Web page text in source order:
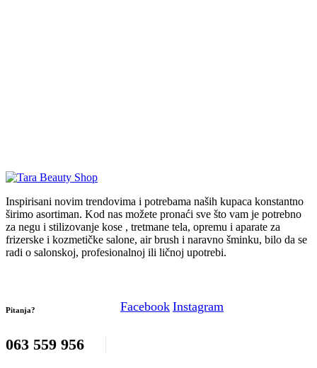
Inspirisani novim trendovima i potrebama naših kupaca konstantno
širimo asortiman. Kod nas možete pronaći sve što vam je potrebno
za negu i stilizovanje kose , tretmane tela, opremu i aparate za
frizerske i kozmetičke salone, air brush i naravno šminku, bilo da se
radi o salonskoj, profesionalnoj ili ličnoj upotrebi.
Pitanja?
063 559 956
Facebook Instagram